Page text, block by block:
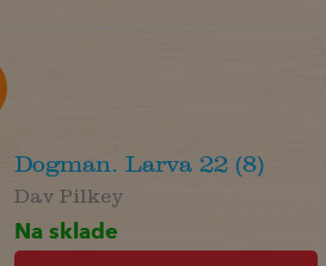
Dogman. Larva 22 (8)
Dav Pilkey
Na sklade